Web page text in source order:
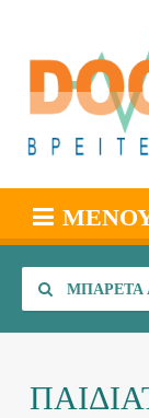
ΜΠΑΡΈΤΑ